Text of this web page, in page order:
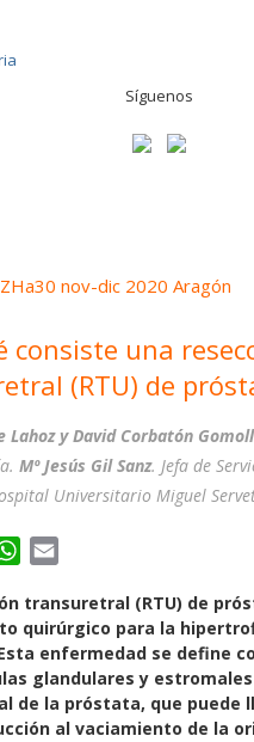
Síguenos
ZHa30 nov-dic 2020 Aragón
consiste una
(RTU) de
Lahoz y David Corbatón
Mº Jesús Gil Sanz. Jefa de
Universitario Miguel
W
a
t
s
A
p
a
i
l
transuretral (RTU) de
quirúrgico para la
enfermedad se define
glandulares y
de la próstata, que puede
al vaciamiento de la